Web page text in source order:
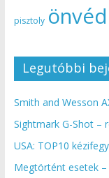
pisztoly
Legutóbbi
Smith and Wesson
Sightmark G-Shot –
USA: TOP10
Megtörtént esetek –